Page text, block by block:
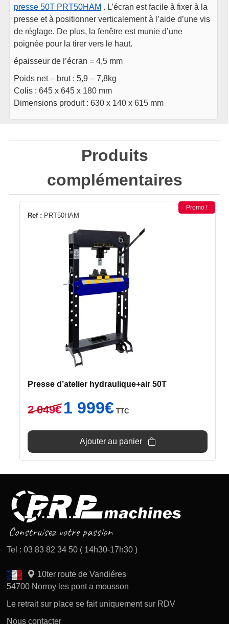
presse 50T PRT50HAM . L’écran est facile à fixer à la
presse et à positionner verticalement à l’aide d’une vis
de réglage. De plus, la fenêtre est munie d’une
poignée pour la tirer vers le haut.
épaisseur de l’écran = 4,5 mm
Poids net – brut : 5,9 – 7,8kg
Colis : 645 x 645 x 180 mm
Dimensions produit : 630 x 140 x 615 mm
Produits
complémentaires
Ref : PRT50HAM
Promo !
Presse d’atelier hydraulique+air 50T
2 049€
Le
prix
était :
049€.
1 999€prix
est :
999€.
TTC
Ajouter au panier
Tel : 03 83 82 34 50 ( 14h30-17h30 )
10ter route de Vandiéres
54700 Norroy les pont a mousson
Le retrait sur place se fait uniquement sur RDV
Nous contacter